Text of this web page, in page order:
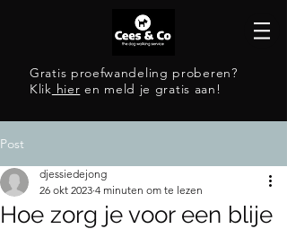
Gratis proefwandeling proberen?
Klik hier en meld je gratis aan!
Post
Hoe zorg je voor een blije
djessiedejong
26 okt 2023 4 minuten om te lezen